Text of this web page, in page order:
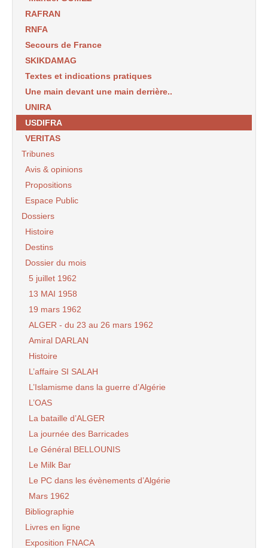
RAFRAN
RNFA
Secours de France
SKIKDAMAG
Textes et indications pratiques
Une main devant une main derrière..
UNIRA
USDIFRA
VERITAS
Tribunes
Avis & opinions
Propositions
Espace Public
Dossiers
Histoire
Destins
Dossier du mois
5 juillet 1962
13 MAI 1958
19 mars 1962
ALGER - du 23 au 26 mars 1962
Amiral DARLAN
Histoire
L’affaire SI SALAH
L’Islamisme dans la guerre d’Algérie
L’OAS
La bataille d’ALGER
La journée des Barricades
Le Général BELLOUNIS
Le Milk Bar
Le PC dans les évènements d’Algérie
Mars 1962
Bibliographie
Livres en ligne
Exposition FNACA